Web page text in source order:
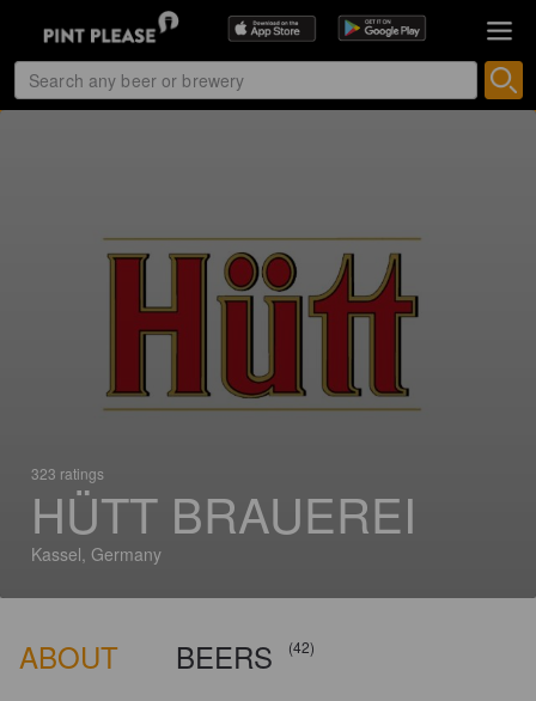
323 ratings
HÜTT BRAUEREI
Kassel, Germany
ABOUT BEERS (42)